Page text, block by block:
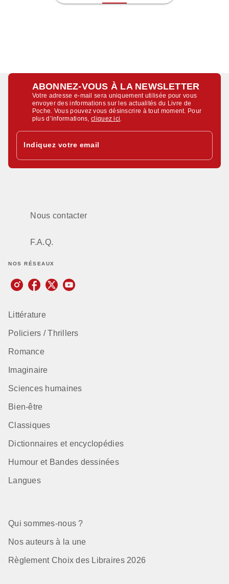
ABONNEZ-VOUS À LA NEWSLETTER
Votre adresse e-mail sera uniquement utilisée pour vous
envoyer des informations sur les actualités du Livre de
Poche. Vous pouvez vous désinscrire à tout moment. Pour
plus d’informations,cliquez ici
Indiquez votre email
Nous contacter
F.A.Q.
NOS RÉSEAUX
Littérature
Policiers / Thrillers
Romance
Imaginaire
Sciences humaines
Bien-être
Classiques
Dictionnaires et encyclopédies
Humour et Bandes dessinées
Langues
Qui sommes-nous ?
Nos auteurs à la une
Règlement Choix des Libraires 2026